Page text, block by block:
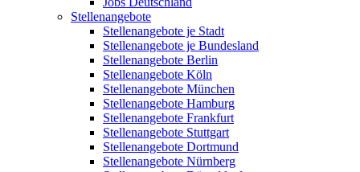
Stellenangebote
Stellenangebote je Stadt
Stellenangebote je Bundesland
Stellenangebote Berlin
Stellenangebote Köln
Stellenangebote München
Stellenangebote Hamburg
Stellenangebote Frankfurt
Stellenangebote Stuttgart
Stellenangebote Dortmund
Stellenangebote Nürnberg